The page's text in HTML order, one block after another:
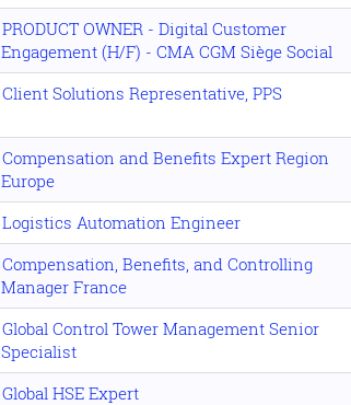
PRODUCT OWNER - Digital Customer
Engagement (H/F) - CMA CGM Siège Social
Client Solutions Representative, PPS
Compensation and Benefits Expert Region
Europe
Logistics Automation Engineer
Compensation, Benefits, and Controlling
Manager France
Global Control Tower Management Senior
Specialist
Global HSE Expert